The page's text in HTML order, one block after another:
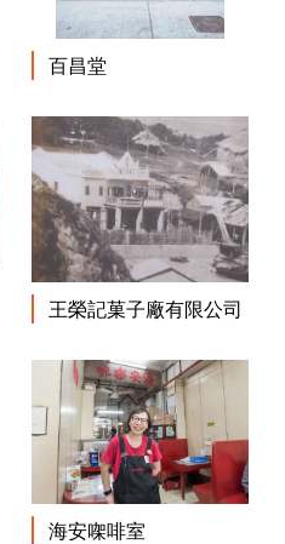
百昌堂
王榮記菓子廠有限公司
海安㗎啡室